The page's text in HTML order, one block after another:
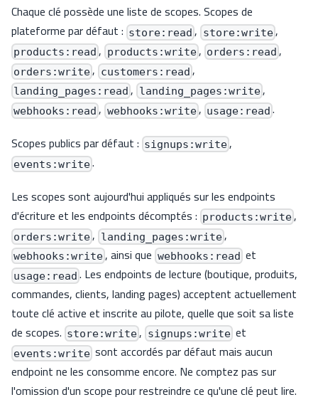
Chaque clé possède une liste de scopes. Scopes de
plateforme par défaut : store:read , store:write,
products:read , products:write, orders:read ,
orders:write, customers:read ,
landing_pages:read , landing_pages:write,
webhooks:read , webhooks:write, usage:read .
Scopes publics par défaut : signups:write,
events:write.
Les scopes sont aujourd'hui appliqués sur les endpoints
d'écriture et les endpoints décomptés : products:write,
orders:write, landing_pages:write,
webhooks:write, ainsi que webhooks:read et
usage:read . Les endpoints de lecture (boutique, produits,
commandes, clients, landing pages) acceptent actuellement
toute clé active et inscrite au pilote, quelle que soit sa liste
de scopes. store:write, signups:writeet
events:write sont accordés par défaut mais aucun
endpoint ne les consomme encore. Ne comptez pas sur
l'omission d'un scope pour restreindre ce qu'une clé peut lire.